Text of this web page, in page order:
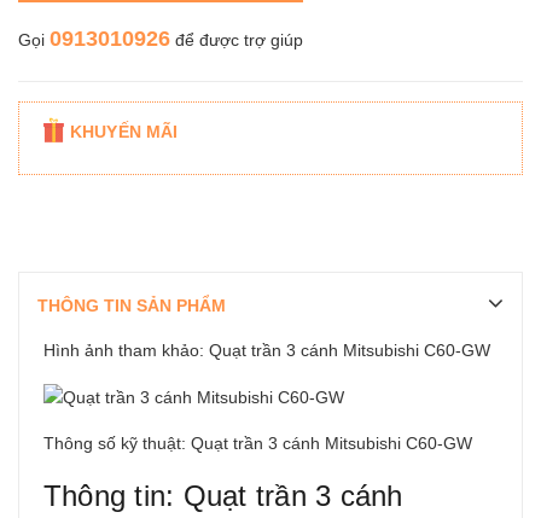
Gọi 0913010926 để được trợ giúp
KHUYẾN MÃI
THÔNG TIN SẢN PHẨM
Hình ảnh tham khảo: Quạt trần 3 cánh Mitsubishi C60-GW
Thông số kỹ thuật: Quạt trần 3 cánh Mitsubishi C60-GW
Thông tin: Quạt trần 3 cánh